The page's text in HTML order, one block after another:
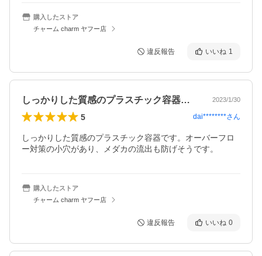
購入したストア
チャーム charm ヤフー店
違反報告 いいね 1
しっかりした質感のプラスチック容器です… 2023/1/30
5 dai********さん
しっかりした質感のプラスチック容器です。オーバーフロ
ー対策の小穴があり、メダカの流出も防げそうです。
購入したストア
チャーム charm ヤフー店
違反報告 いいね 0